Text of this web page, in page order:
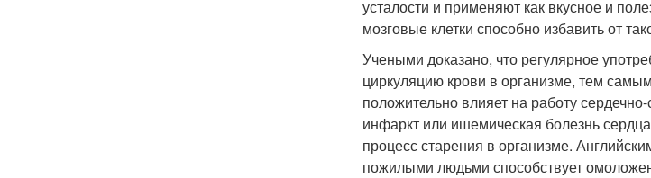
усталости и применяют как вкусное и
мозговые клетки способно избавить от
Учеными доказано, что регулярное
циркуляцию крови в организме, тем
положительно влияет на работу
инфаркт или ишемическая болезнь
процесс старения в организме.
пожилыми людьми способствует